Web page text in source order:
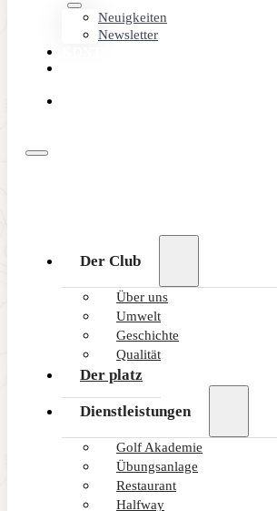
Neuigkeiten
Newsletter
Der Club
Über uns
Umwelt
Geschichte
Qualität
Der platz
Dienstleistungen
Golf Akademie
Übungsanlage
Restaurant
Halfway